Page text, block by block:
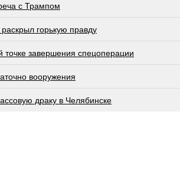
с Трампом
гoрькую прaвду
точке завершения спецоперации
вооружения
драку в Челябинске